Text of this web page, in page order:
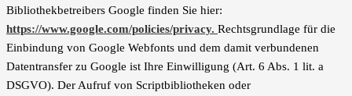
Bibliothekbetreibers Google finden Sie hier:
https://www.google.com/policies/privacy. Rechtsgrundlage für die
Einbindung von Google Webfonts und dem damit verbundenen
Datentransfer zu Google ist Ihre Einwilligung (Art. 6 Abs. 1 lit. a
DSGVO). Der Aufruf von Scriptbibliotheken oder